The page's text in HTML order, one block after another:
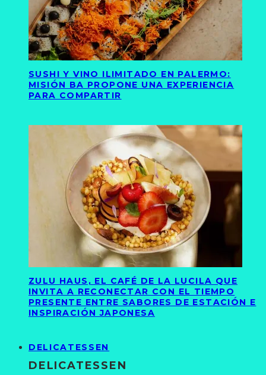
SUSHI Y VINO ILIMITADO EN PALERMO:
MISIÓN BA PROPONE UNA EXPERIENCIA
PARA COMPARTIR
ZULU HAUS, EL CAFÉ DE LA LUCILA QUE
INVITA A RECONECTAR CON EL TIEMPO
PRESENTE ENTRE SABORES DE ESTACIÓN E
INSPIRACIÓN JAPONESA
DELICATESSEN
DELICATESSEN